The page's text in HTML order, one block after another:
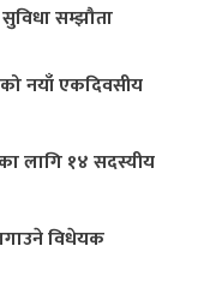
सम्झौता
नयाँ एकदिवसीय
लागि १४ सदस्यीय
विधेयक